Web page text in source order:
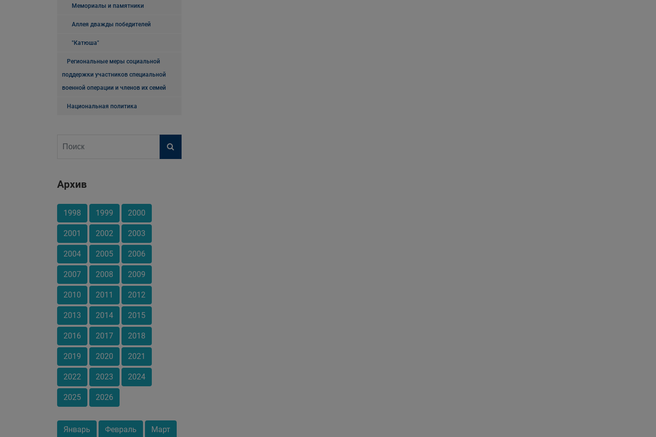
Мемориалы и памятники
Аллея дважды победителей
"Катюша"
Региональные меры социальной
поддержки участников специальной
военной операции и членов их семей
Национальная политика
Архив
1998 1999 2000
2001 2002 2003
2004 2005 2006
2007 2008 2009
2010 2011 2012
2013 2014 2015
2016 2017 2018
2019 2020 2021
2022 2023 2024
2025 2026
Январь Февраль Март